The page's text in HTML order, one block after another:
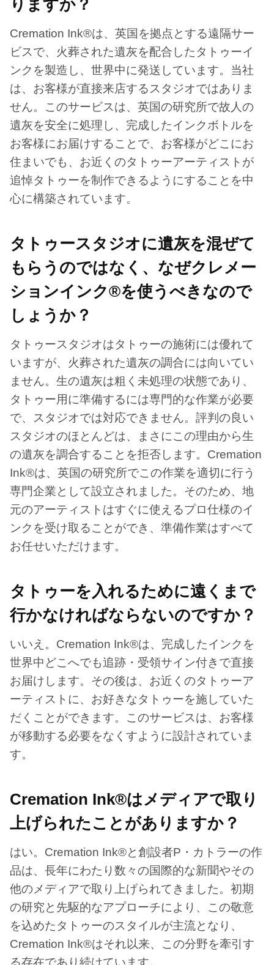
りますか？
Cremation Ink®は、英国を拠点とする遠隔サー
ビスで、火葬された遺灰を配合したタトゥーイ
ンクを製造し、世界中に発送しています。当社
は、お客様が直接来店するスタジオではありま
せん。このサービスは、英国の研究所で故人の
遺灰を安全に処理し、完成したインクボトルを
お客様にお届けすることで、お客様がどこにお
住まいでも、お近くのタトゥーアーティストが
追悼タトゥーを制作できるようにすることを中
心に構築されています。
タトゥースタジオに遺灰を混ぜて
もらうのではなく、なぜクレメー
ションインク®を使うべきなので
しょうか？
タトゥースタジオはタトゥーの施術には優れて
いますが、火葬された遺灰の調合には向いてい
ません。生の遺灰は粗く未処理の状態であり、
タトゥー用に準備するには専門的な作業が必要
で、スタジオでは対応できません。評判の良い
スタジオのほとんどは、まさにこの理由から生
の遺灰を調合することを拒否します。Cremation
Ink®は、英国の研究所でこの作業を適切に行う
専門企業として設立されました。そのため、地
元のアーティストはすぐに使えるプロ仕様のイ
ンクを受け取ることができ、準備作業はすべて
お任せいただけます。
タトゥーを入れるために遠くまで
行かなければならないのですか？
いいえ。Cremation Ink®は、完成したインクを
世界中どこへでも追跡・受領サイン付きで直接
お届けします。その後は、お近くのタトゥーア
ーティストに、お好きなタトゥーを施していた
だくことができます。このサービスは、お客様
が移動する必要をなくすように設計されていま
す。
Cremation Ink®はメディアで取り
上げられたことがありますか？
はい。Cremation Ink®と創設者P・カトラーの作
品は、長年にわたり数々の国際的な新聞やその
他のメディアで取り上げられてきました。初期
の研究と先駆的なアプローチにより、この敬意
を込めたタトゥーのスタイルが主流となり、
Cremation Ink®はそれ以来、この分野を牽引す
る存在であり続けています。